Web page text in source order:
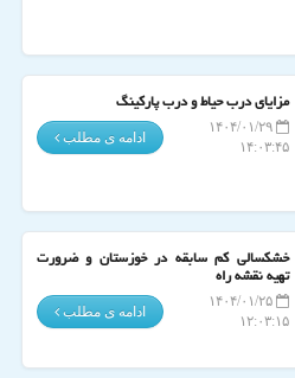
مزایای درب حیاط و درب پارکینگ
۱۴۰۴/۰۱/۲۹
۱۴:۰۳:۴۵
ادامه ی مطلب
خشکسالی کم سابقه در خوزستان و ضرورت
تهیه نقشه راه
۱۴۰۴/۰۱/۲۵
۱۲:۰۳:۱۵
ادامه ی مطلب